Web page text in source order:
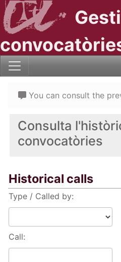
Consulta
convocatòries
Historical calls
Type / Called by:
Call:
You can consult the